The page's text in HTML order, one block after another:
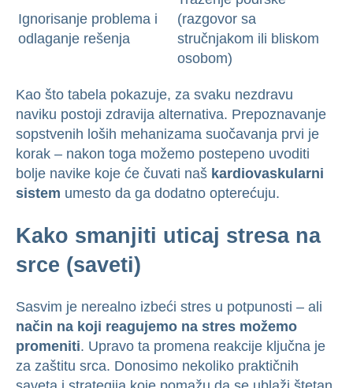
Ignorisanje problema i
odlaganje rešenja
(razgovor sa
stručnjakom ili bliskom
osobom)
Kao što tabela pokazuje, za svaku nezdravu
naviku postoji zdravija alternativa. Prepoznavanje
sopstvenih loših mehanizama suočavanja prvi je
korak – nakon toga možemo postepeno uvoditi
bolje navike koje će čuvati naš kardiovaskularni
sistem umesto da ga dodatno opterećuju.
Kako smanjiti uticaj stresa na
srce (saveti)
Sasvim je nerealno izbeći stres u potpunosti – ali
način na koji reagujemo na stres možemo
promeniti. Upravo ta promena reakcije ključna je
za zaštitu srca. Donosimo nekoliko praktičnih